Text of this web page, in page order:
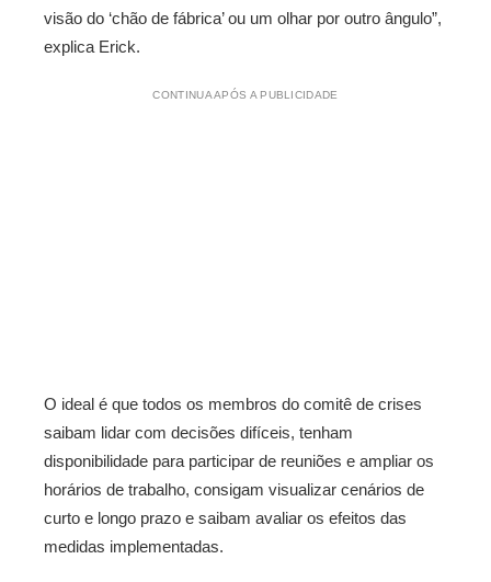
visão do ‘chão de fábrica’ ou um olhar por outro ângulo”,
explica Erick.
CONTINUA APÓS A PUBLICIDADE
O ideal é que todos os membros do comitê de crises
saibam lidar com decisões difíceis, tenham
disponibilidade para participar de reuniões e ampliar os
horários de trabalho, consigam visualizar cenários de
curto e longo prazo e saibam avaliar os efeitos das
medidas implementadas.